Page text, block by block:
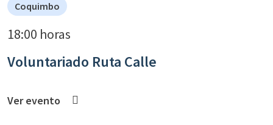
Coquimbo
18:00 horas
Voluntariado Ruta Calle
Ver evento